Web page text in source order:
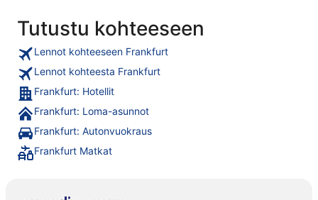
Tutustu kohteeseen
Lennot kohteeseen Frankfurt
Lennot kohteesta Frankfurt
Frankfurt: Hotellit
Frankfurt: Loma-asunnot
Frankfurt: Autonvuokraus
Frankfurt Matkat